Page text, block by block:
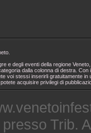
e degli eventi della regione
dalla colonna di destra.
voi stessi inserirli gratuitamente
acquisire privilegi di
Trib.